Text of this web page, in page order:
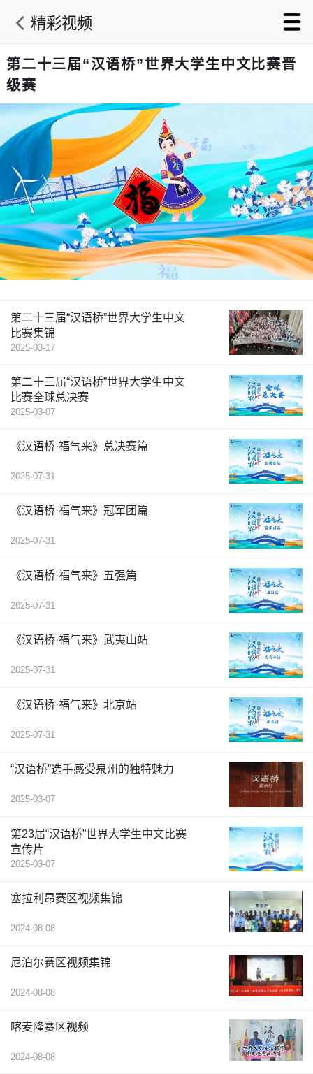
精彩视频
第二十三届“汉语桥”世界大学生中文比赛晋
级赛
第二十三届“汉语桥”世界大学生中文
比赛集锦
2025-03-17
第二十三届“汉语桥”世界大学生中文
比赛全球总决赛
2025-03-07
《汉语桥·福气来》总决赛篇
2025-07-31
《汉语桥·福气来》冠军团篇
2025-07-31
《汉语桥·福气来》五强篇
2025-07-31
《汉语桥·福气来》武夷山站
2025-07-31
《汉语桥·福气来》北京站
2025-07-31
“汉语桥”选手感受泉州的独特魅力
2025-03-07
第23届“汉语桥”世界大学生中文比赛
宣传片
2025-03-07
塞拉利昂赛区视频集锦
2024-08-08
尼泊尔赛区视频集锦
2024-08-08
喀麦隆赛区视频
2024-08-08